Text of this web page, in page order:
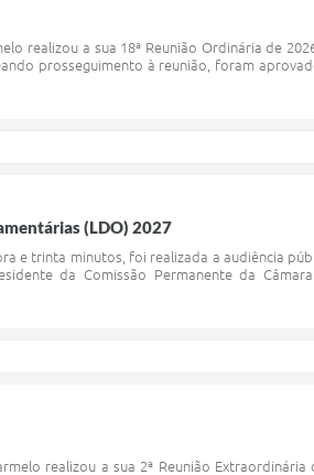
realizou a sua 18ª Reunião Ordinária de
prosseguimento à reunião, foram
(LDO) 2027
e trinta minutos, foi realizada a audiência
da Comissão Permanente da
realizou a sua 2ª Reunião